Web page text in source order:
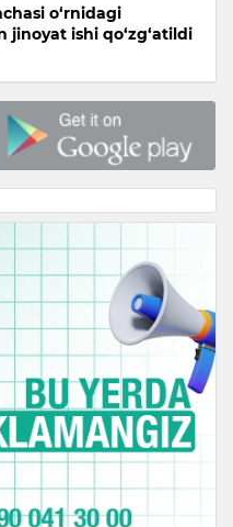
o‘rnidagi
ishi qo‘zg‘atildi